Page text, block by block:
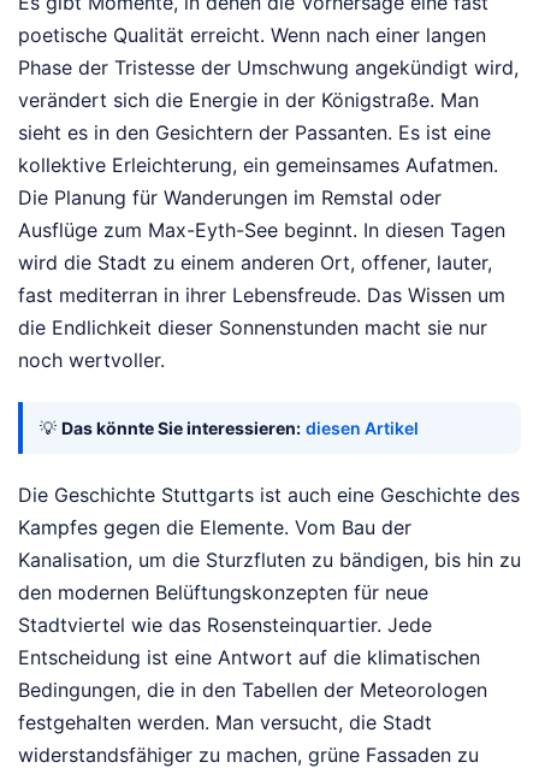
poetische Qualität erreicht. Wenn nach einer langen
Phase der Tristesse der Umschwung angekündigt wird,
verändert sich die Energie in der Königstraße. Man
sieht es in den Gesichtern der Passanten. Es ist eine
kollektive Erleichterung, ein gemeinsames Aufatmen.
Die Planung für Wanderungen im Remstal oder
Ausflüge zum Max-Eyth-See beginnt. In diesen Tagen
wird die Stadt zu einem anderen Ort, offener, lauter,
fast mediterran in ihrer Lebensfreude. Das Wissen um
die Endlichkeit dieser Sonnenstunden macht sie nur
noch wertvoller.
💡 Das könnte Sie interessieren: diesen Artikel
Die Geschichte Stuttgarts ist auch eine Geschichte des
Kampfes gegen die Elemente. Vom Bau der
Kanalisation, um die Sturzfluten zu bändigen, bis hin zu
den modernen Belüftungskonzepten für neue
Stadtviertel wie das Rosensteinquartier. Jede
Entscheidung ist eine Antwort auf die klimatischen
Bedingungen, die in den Tabellen der Meteorologen
festgehalten werden. Man versucht, die Stadt
widerstandsfähiger zu machen, grüne Fassaden zu